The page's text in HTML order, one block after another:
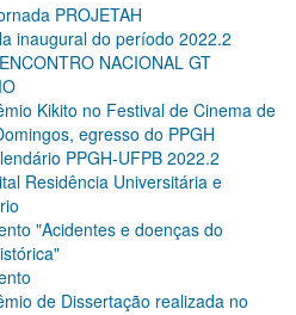
PROJETAH
inaugural do período 2022.2
NACIONAL GT
Kikito no Festival de Cinema de
egresso do PPGH
PPGH-UFPB 2022.2
Residência Universitária e
"Acidentes e doenças do
de Dissertação realizada no